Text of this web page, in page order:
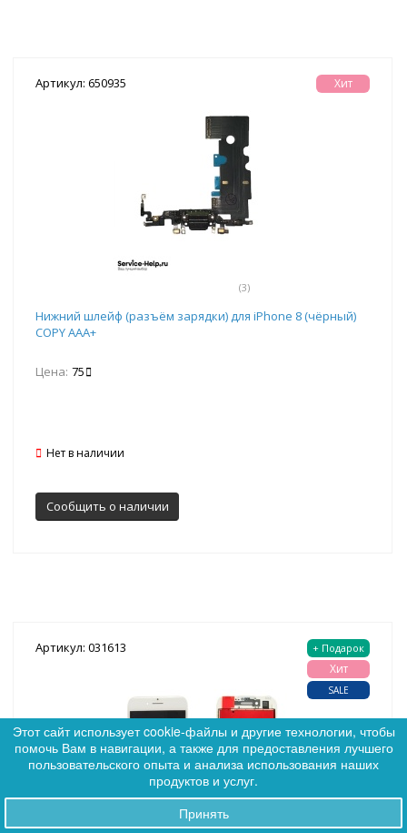
0
Артикул: 650935
(3)
Хит
Нижний шлейф (разъём зарядки) для iPhone 8 (чёрный)
COPY AAA+
Цена: 75
Нет в наличии
Сообщить о наличии
Артикул: 031613 + Подарок
Хит
SALE
Этот сайт использует cookie-файлы и другие технологии, чтобы
помочь Вам в навигации, а также для предоставления лучшего
пользовательского опыта и анализа использования наших
продуктов и услуг.
Принять